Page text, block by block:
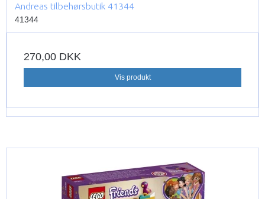
Andreas tilbehørsbutik 41344
41344
270,00 DKK
Vis produkt